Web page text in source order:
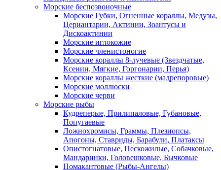
Морские беспозвоночные
Морские Губки, Огненные кораллы, Медузы,
Цериантарии, Актинии, Зоантусы и
Дискоактинии
Морские иглокожие
Морские членистоногие
Морские кораллы 8-лучевые (Звездчатые,
Ксении, Мягкие, Горгонарии, Перья)
Морские кораллы жесткие (мадрепоровые)
Морские моллюски
Морские черви
Морские рыбы
Кудреперые, Прилипаловые, Губановые,
Попугаевые
Ложнохромисы, Граммы, Плезиопсы,
Апогоны, Ставриды, Барабули, Платаксы
Опистогнатовые, Пескожилые, Собачковые,
Мандаринки, Головешковые, Бычковые
Помакантовые (Рыбы-Ангелы)